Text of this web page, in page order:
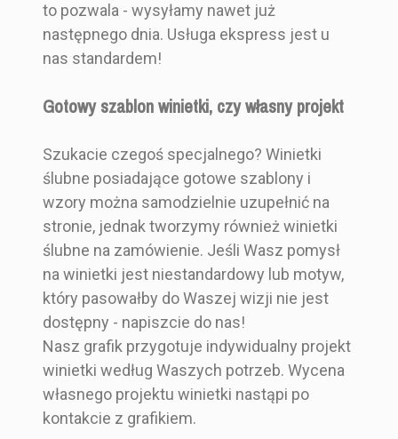
to pozwala - wysyłamy nawet już
następnego dnia. Usługa ekspress jest u
nas standardem!
Gotowy szablon winietki, czy własny projekt
Szukacie czegoś specjalnego? Winietki
ślubne posiadające gotowe szablony i
wzory można samodzielnie uzupełnić na
stronie, jednak tworzymy również winietki
ślubne na zamówienie. Jeśli Wasz pomysł
na winietki jest niestandardowy lub motyw,
który pasowałby do Waszej wizji nie jest
dostępny - napiszcie do nas!
Nasz grafik przygotuje indywidualny projekt
winietki według Waszych potrzeb. Wycena
własnego projektu winietki nastąpi po
kontakcie z grafikiem.